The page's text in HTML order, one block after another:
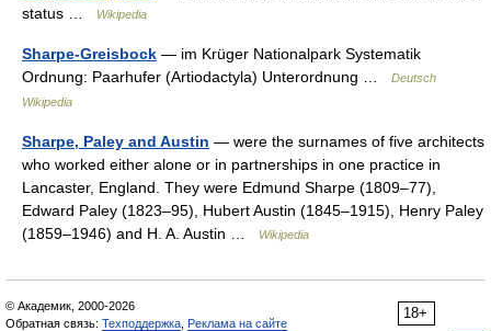
status …
Wikipedia
Sharpe-Greisbock — im Krüger Nationalpark Systematik
Ordnung: Paarhufer (Artiodactyla) Unterordnung …
Deutsch
Wikipedia
Sharpe, Paley and Austin — were the surnames of five architects
who worked either alone or in partnerships in one practice in
Lancaster, England. They were Edmund Sharpe (1809–77),
Edward Paley (1823–95), Hubert Austin (1845–1915), Henry Paley
(1859–1946) and H. A. Austin …
Wikipedia
18+
© Академик, 2000-2026
Обратная связь: Техподдержка Реклама на сайте